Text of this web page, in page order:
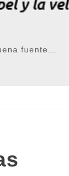
fuente...